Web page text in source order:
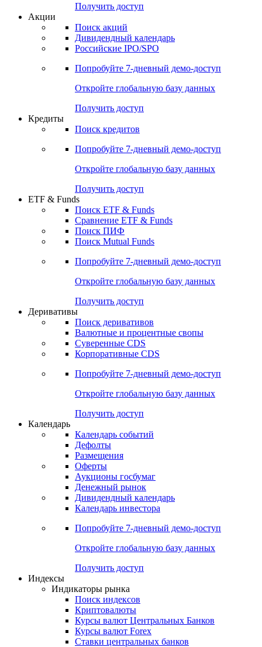
Получить доступ
Акции
Поиск акций
Дивидендный календарь
Российские IPO/SPO
Попробуйте 7-дневный демо-доступ
Откройте глобальную базу данных
Получить доступ
Кредиты
Поиск кредитов
Попробуйте 7-дневный демо-доступ
Откройте глобальную базу данных
Получить доступ
ETF & Funds
Поиск ETF & Funds
Сравнение ETF & Funds
Поиск ПИФ
Поиск Mutual Funds
Попробуйте 7-дневный демо-доступ
Откройте глобальную базу данных
Получить доступ
Деривативы
Поиск деривативов
Валютные и процентные свопы
Суверенные CDS
Корпоративные CDS
Попробуйте 7-дневный демо-доступ
Откройте глобальную базу данных
Получить доступ
Календарь
Календарь событий
Дефолты
Размещения
Оферты
Аукционы госбумаг
Денежный рынок
Дивидендный календарь
Календарь инвестора
Попробуйте 7-дневный демо-доступ
Откройте глобальную базу данных
Получить доступ
Индексы
Индикаторы рынка
Поиск индексов
Криптовалюты
Курсы валют Центральных Банков
Курсы валют Forex
Ставки центральных банков